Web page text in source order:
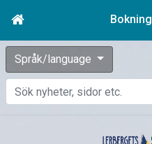
Bokning
Språk/language